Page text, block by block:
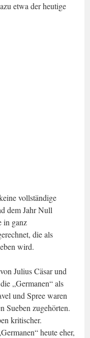
etwa der heutige
vollständige
dem Jahr Null
in ganz
die als
wird.
Julius Cäsar und
„Germanen“ als
und Spree waren
Sueben zugehörten.
kritischer.
heute eher,